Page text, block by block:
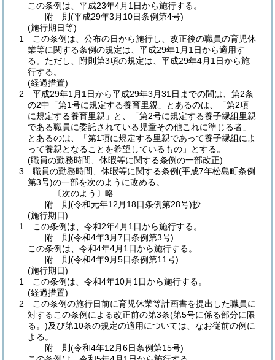
この条例は、平成23年4月1日から施行する。
附 則(平成29年3月10日条例第4号)
(施行期日等)
1
この条例は、公布の日から施行し、改正後の職員の育児休
業等に関する条例の規定は、平成29年1月1日から適用す
る。 ただし、附則第3項の規定は、平成29年4月1日から施
行する。
(経過措置)
2
平成29年1月1日から平成29年3月31日までの間は、第2条
の2中「第1号に規定する養育里親」とあるのは、「第2項
に規定する養育里親」と、「第2号に規定する養子縁組里親
である職員に委託されている児童その他これに準じる者」
とあるのは、「第1項に規定する里親であって養子縁組によ
って養親となることを希望しているもの」とする。
(職員の勤務時間、休暇等に関する条例の一部改正)
3
職員の勤務時間、休暇等に関する条例(平成7年松島町条例
第3号)の一部を次のように改める。
〔次のよう〕略
附 則(令和元年12月18日条例第28号)抄
(施行期日)
1
この条例は、令和2年4月1日から施行する。
附 則(令和4年3月7日条例第3号)
この条例は、令和4年4月1日から施行する。
附 則(令和4年9月5日条例第11号)
(施行期日)
1
この条例は、令和4年10月1日から施行する。
(経過措置)
2
この条例の施行日前に育児休業等計画書を提出した職員に
対するこの条例による改正前の第3条(第5号に係る部分に限
る。)及び第10条の規定の適用については、なお従前の例に
よる。
附 則(令和4年12月6日条例第15号)